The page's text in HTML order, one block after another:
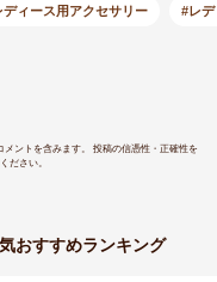
ディース用アクセサリー #レ
ントを含みます。 投稿の信憑性・正確性を
ださい。
おすすめランキング